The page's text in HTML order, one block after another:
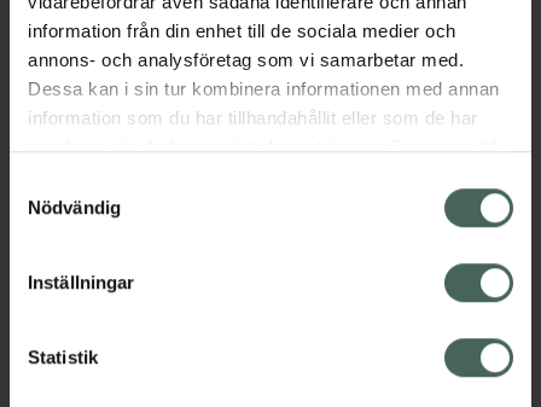
information från din enhet till de sociala medier och
annons- och analysföretag som vi samarbetar med.
Dessa kan i sin tur kombinera informationen med annan
information som du har tillhandahållit eller som de har
samlat in när du har använt deras tjänster. Samtycke till
återkalla ditt samtycke via webbplatsens
cookieinställningar. Ett återkallat samtycke påverkar inte
lagligheten av behandling som skett innan återkallelsen.
Nödvändig
Inställningar
Statistik
Läs alltid bipacksedeln innan
användning.
EAN:07350096043997
syd till Lappland i norr, och online i mobilen och på